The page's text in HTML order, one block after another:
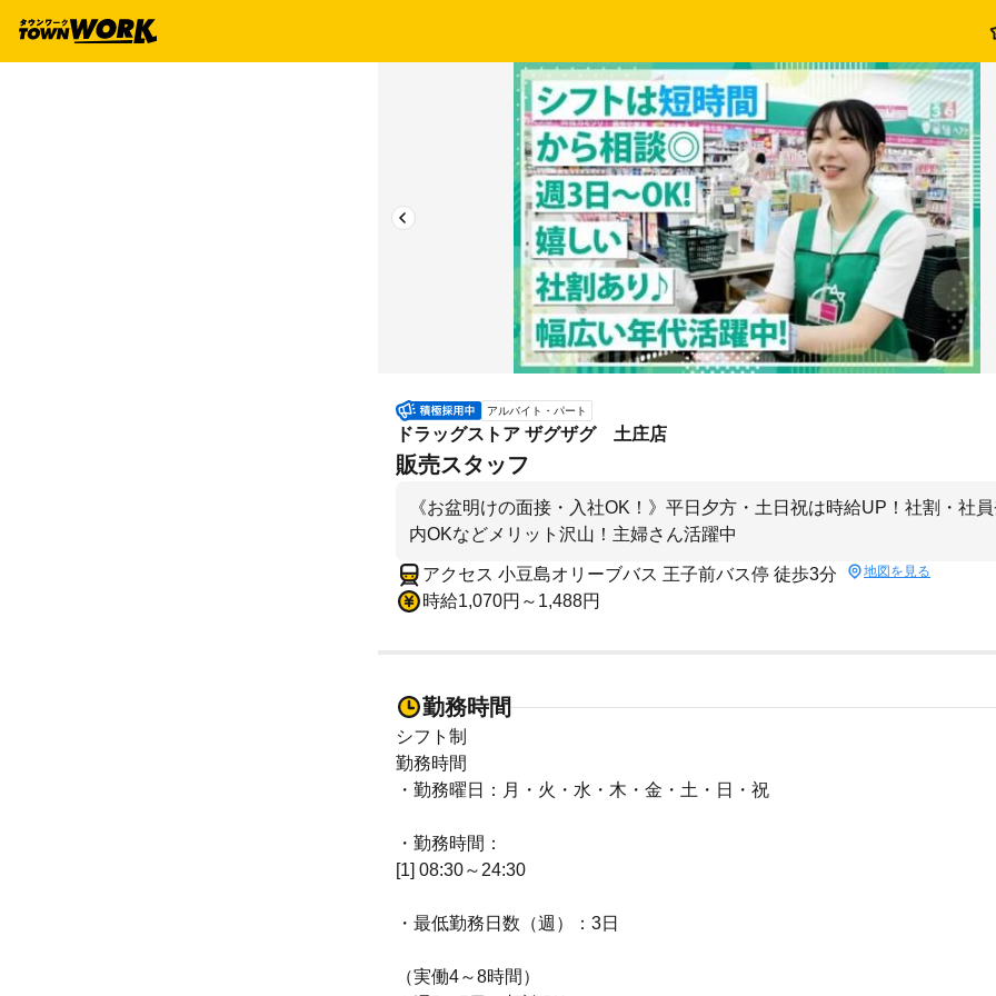
アルバイト・パート
ドラッグストア ザグザグ 土庄店
販売スタッフ
《お盆明けの面接・入社OK！》平日夕方・土日祝は時給UP！社割・社
内OKなどメリット沢山！主婦さん活躍中
アクセス 小豆島オリーブバス 王子前バス停 徒歩3分 地図を見る
時給1,070円～1,488円
勤務時間
シフト制
勤務時間
・勤務曜日：月・火・水・木・金・土・日・祝
・勤務時間：
[1] 08:30～24:30
・最低勤務日数（週）：3日
（実働4～8時間）